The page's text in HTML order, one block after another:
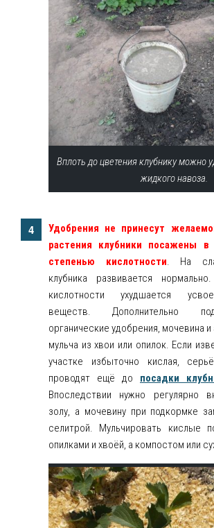
Вплоть до цветения клубнику можно
жидкого навоза.
Удобрения не принесут
растения клубники посажены
степенью кислотности. На
клубника развивается
кислотности ухудшается
веществ. Дополнительно
органические удобрения, мочевина
мульча из хвои или опилок. Если
участке избыточно кислая,
проводят ещё до посадки
Впоследствии нужно регулярно
золу, а мочевину при подкормке
селитрой. Мульчировать кислые
опилками и хвоёй, а компостом или